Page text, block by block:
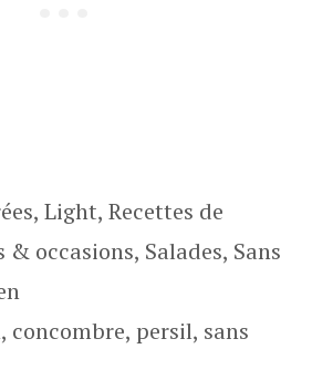
, Light, Recettes de
& occasions, Salades, Sans
, concombre, persil, sans